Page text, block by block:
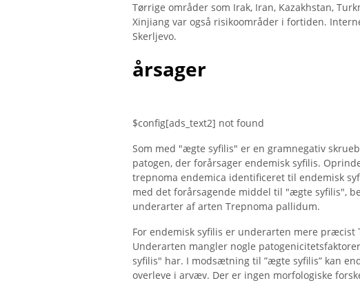
Tørrige områder som Irak, Iran, Kazakhstan,
Xinjiang var også risikoområder i fortiden.
Skerljevo.
årsager
$config[ads_text2] not found
Som med "ægte syfilis" er en gramnegativ
patogen, der forårsager endemisk syfilis.
trepnoma endemica identificeret til endemisk
med det forårsagende middel til "ægte syfilis",
underarter af arten Trepnoma pallidum.
For endemisk syfilis er underarten mere præcist
Underarten mangler nogle
syfilis" har. I modsætning til ”ægte syfilis” kan
overleve i arvæv. Der er ingen morfologiske